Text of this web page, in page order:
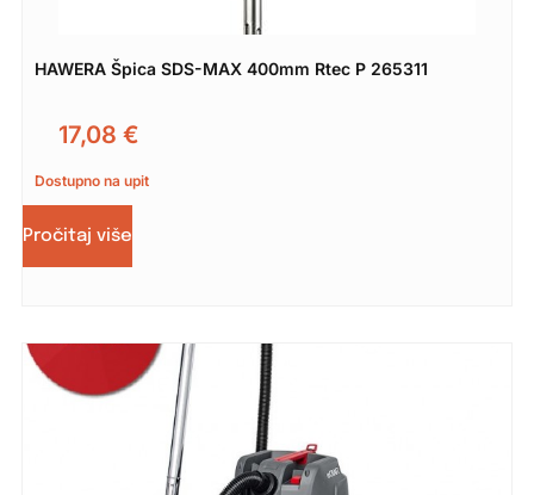
HAWERA Špica SDS-MAX 400mm Rtec P 265311
17,08 €
Dostupno na upit
Pročitaj više